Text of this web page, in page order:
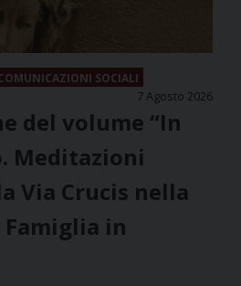
SOCIALI
7 Agosto 2026
del volume “In
Meditazioni
Via Crucis nella
Famiglia in